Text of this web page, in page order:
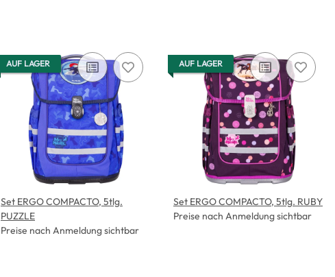
AUF LAGER
Set ERGO COMPACTO, 5tlg.
PUZZLE
Preise nach Anmeldung sichtbar
AUF LAGER
Set ERGO COMPACTO, 5tlg. RUBY
Preise nach Anmeldung sichtbar